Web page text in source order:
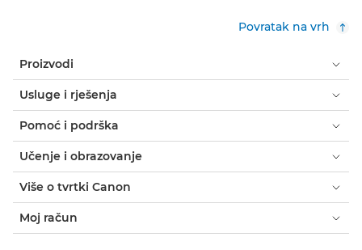
Povratak na vrh
Proizvodi
Usluge i rješenja
Pomoć i podrška
Učenje i obrazovanje
Više o tvrtki Canon
Moj račun